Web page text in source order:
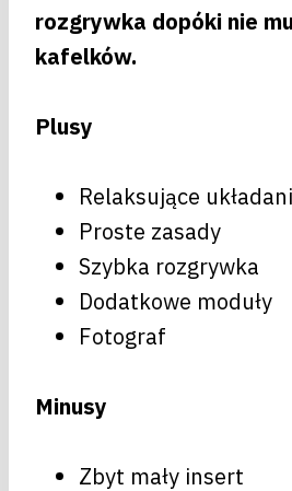
rozgrywka dopóki nie
kafelków.
Plusy
Relaksujące
Proste zasady
Szybka rozgrywka
Dodatkowe moduły
Fotograf
Minusy
Zbyt mały insert